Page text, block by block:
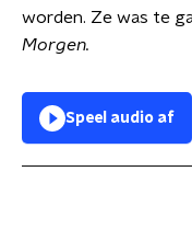
worden. Ze was te
Morgen.
Speel audio af